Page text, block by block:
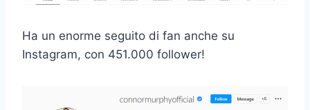
Ha un enorme seguito di fan anche su
Instagram, con 451.000 follower!